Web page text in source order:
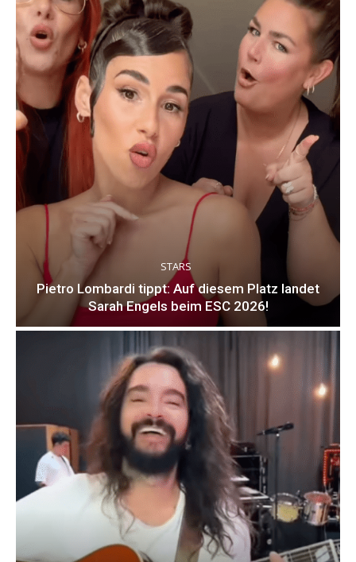
STARS
Pietro Lombardi tippt: Auf diesem Platz landet
Sarah Engels beim ESC 2026!